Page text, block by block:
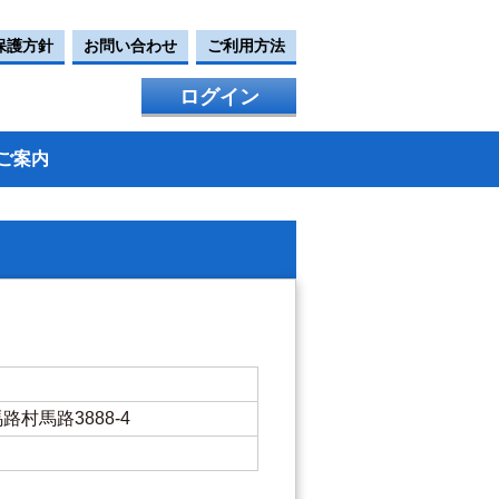
護方針 お問い合わせ ご利用方法
ログイン
案内
村馬路3888-4